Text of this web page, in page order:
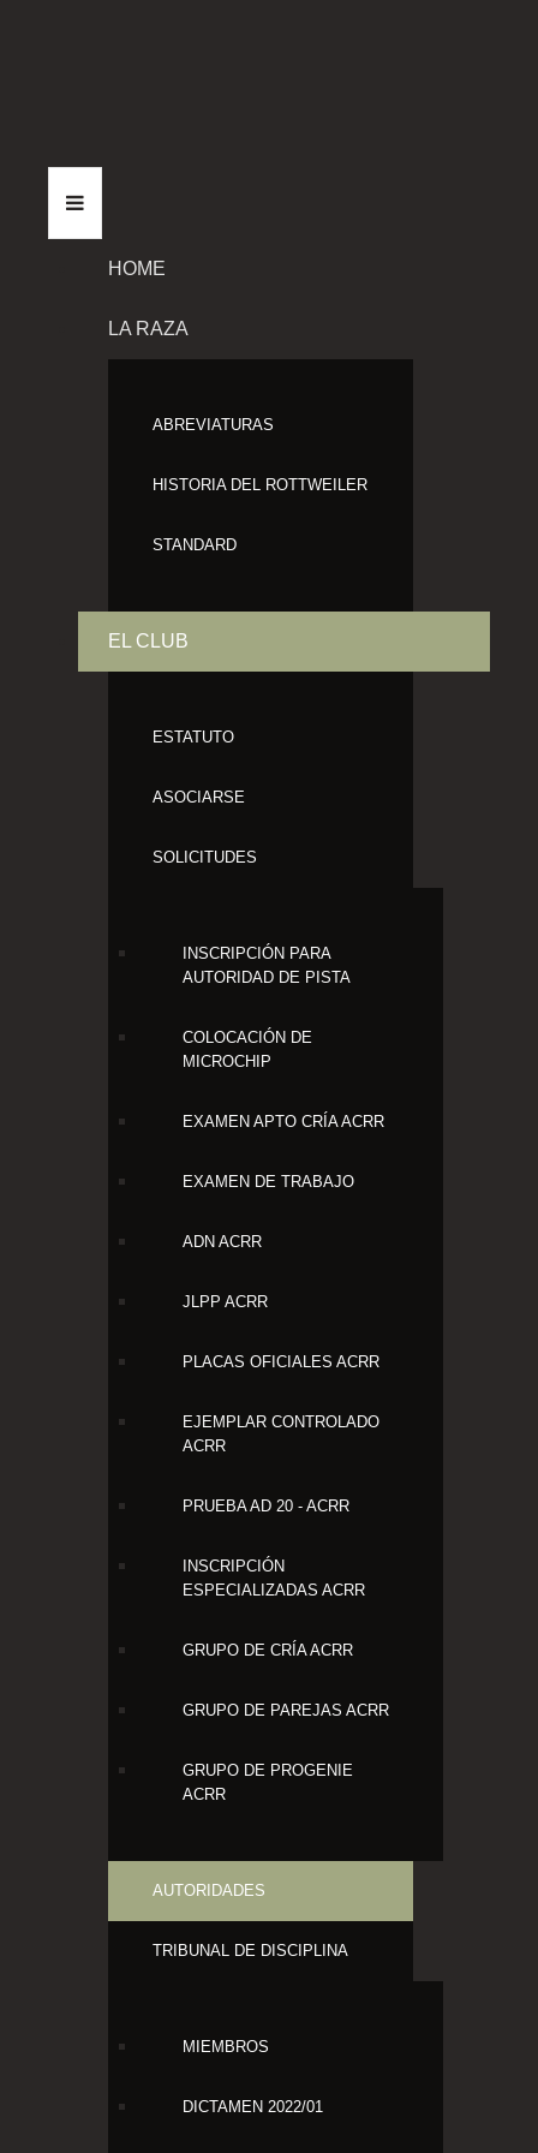
HOME
LA RAZA
ABREVIATURAS
HISTORIA DEL ROTTWEILER
STANDARD
EL CLUB
ESTATUTO
ASOCIARSE
SOLICITUDES
INSCRIPCIÓN PARA
AUTORIDAD DE PISTA
COLOCACIÓN DE
MICROCHIP
EXAMEN APTO CRÍA ACRR
EXAMEN DE TRABAJO
ADN ACRR
JLPP ACRR
PLACAS OFICIALES ACRR
EJEMPLAR CONTROLADO
ACRR
PRUEBA AD 20 - ACRR
INSCRIPCIÓN
ESPECIALIZADAS ACRR
GRUPO DE CRÍA ACRR
GRUPO DE PAREJAS ACRR
GRUPO DE PROGENIE
ACRR
AUTORIDADES
TRIBUNAL DE DISCIPLINA
MIEMBROS
DICTAMEN 2022/01